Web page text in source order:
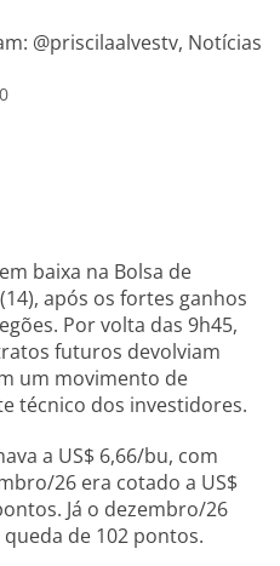
@priscilaalvestv, Notícias
baixa na Bolsa de
após os fortes ganhos
Por volta das 9h45,
futuros devolviam
um movimento de
técnico dos investidores.
a US$ 6,66/bu, com
26 era cotado a US$
Já o dezembro/26
de 102 pontos.